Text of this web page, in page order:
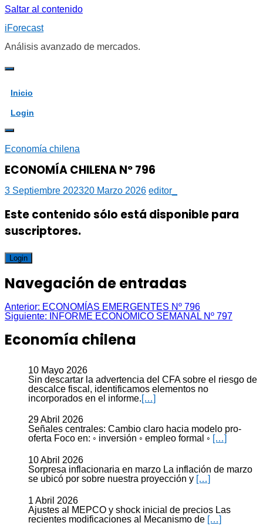
Saltar al contenido
iForecast
Análisis avanzado de mercados.
Inicio
Login
Economía chilena
ECONOMÍA CHILENA Nº 796
3 Septiembre 202320 Marzo 2026 editor_
Este contenido sólo está disponible para
suscriptores.
Login
Navegación de entradas
Anterior: ECONOMÍAS EMERGENTES Nº 796
Siguiente:
INFORME ECONÓMICO SEMANAL Nº 797
Economía chilena
10 Mayo 2026
Sin descartar la advertencia del CFA sobre el riesgo de
descalce fiscal, identificamos elementos no
incorporados en el informe.[…]
29 Abril 2026
Señales centrales: Cambio claro hacia modelo pro-
oferta Foco en: ◦ inversión ◦ empleo formal ◦ […]
10 Abril 2026
Sorpresa inflacionaria en marzo La inflación de marzo
se ubicó por sobre nuestra proyección y […]
1 Abril 2026
Ajustes al MEPCO y shock inicial de precios Las
recientes modificaciones al Mecanismo de […]